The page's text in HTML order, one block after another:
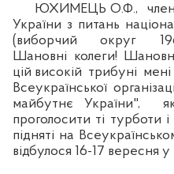
ЮХИМЕЦЬ О.Ф., член
України з питань
(виборчий округ
Шановні колеги!
цій високій трибуні
Всеукраїнської
майбутнє України",
проголосити ті
підняті на
відбулося 16-17 вересня у